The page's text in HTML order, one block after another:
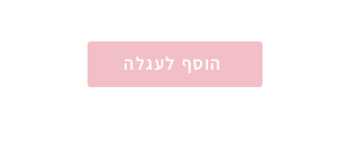
הוסף לעגלה